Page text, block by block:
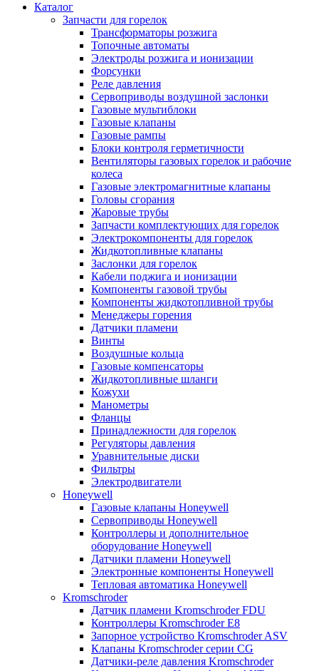
Каталог
Запчасти для горелок
Трансформаторы розжига
Топочные автоматы
Электроды розжига и ионизации
Форсунки
Реле давления
Сервоприводы воздушной заслонки
Газовые мультиблоки
Газовые клапаны
Газовые рампы
Блоки контроля герметичности
Вентиляторы газовых горелок и рабочие
колеса
Газовые электромагнитные клапаны
Головы сгорания
Жаровые трубы
Запчасти комплектующих для горелок
Электрокомпоненты для горелок
Жидкотопливные клапаны
Заслонки для горелок
Кабели поджига и ионизации
Компоненты газовой трубы
Компоненты жидкотопливной трубы
Менеджеры горения
Датчики пламени
Винты
Воздушные кольца
Газовые компенсаторы
Жидкотопливные шланги
Кожухи
Манометры
Фланцы
Принадлежности для горелок
Регуляторы давления
Уравнительные диски
Фильтры
Электродвигатели
Honeywell
Газовые клапаны Honeywell
Сервоприводы Honeywell
Контроллеры и дополнительное
оборудование Honeywell
Датчики пламени Honeywell
Электронные компоненты Honeywell
Тепловая автоматика Honeywell
Kromschroder
Датчик пламени Kromschroder FDU
Контроллеры Kromschroder E8
Запорное устройство Kromschroder ASV
Клапаны Kromschroder серии CG
Датчики-реле давления Kromschroder